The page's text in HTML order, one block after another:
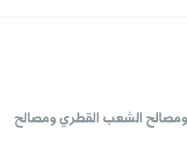
الشعب القطري ومصالح